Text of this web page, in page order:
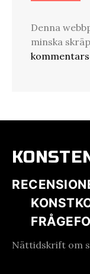
Denna
minska
Nättidskrift om